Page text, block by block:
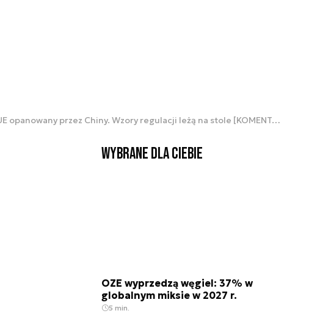
Kolejny ważny sektor w UE opanowany przez Chiny. Wzory regulacji leżą na stole [KOMENTARZ]
Wybrane dla Ciebie
OZE wyprzedzą węgiel: 37% w
globalnym miksie w 2027 r.
5 min.